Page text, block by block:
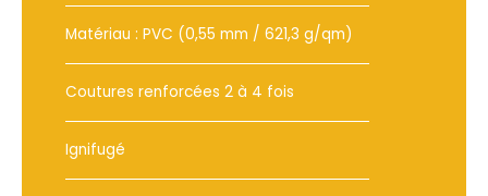
Matériau : PVC (0,55 mm / 621,3 g/qm)
Coutures renforcées 2 à 4 fois
Ignifugé